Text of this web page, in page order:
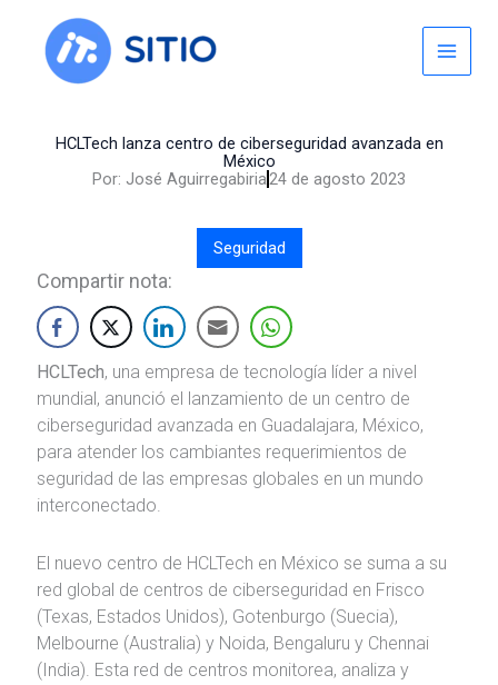
content
HCLTech lanza centro de ciberseguridad avanzada en
México
Por: José Aguirregabiria24 de agosto 2023
Seguridad
Compartir nota:
HCLTech, una empresa de tecnología líder a nivel
mundial, anunció el lanzamiento de un centro de
ciberseguridad avanzada en Guadalajara, México,
para atender los cambiantes requerimientos de
seguridad de las empresas globales en un mundo
interconectado.
El nuevo centro de HCLTech en México se suma a su
red global de centros de ciberseguridad en Frisco
(Texas, Estados Unidos), Gotenburgo (Suecia),
Melbourne (Australia) y Noida, Bengaluru y Chennai
(India). Esta red de centros monitorea, analiza y